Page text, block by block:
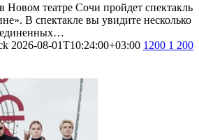
Новом театре Сочи пройдет спектакль
В спектакле вы увидите несколько
2026-08-01T10:24:00+03:00 1200 1 200